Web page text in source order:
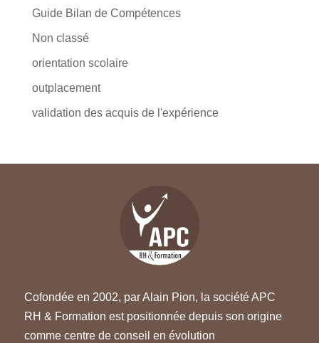
Guide Bilan de Compétences
Non classé
orientation scolaire
outplacement
validation des acquis de l'expérience
Cofondée en 2002, par Alain Pion, la société APC
RH & Formation est positionnée depuis son origine
comme centre de conseil en évolution